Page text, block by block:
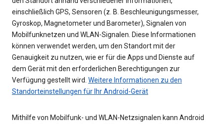
einschließlich GPS, Sensoren (z. B. Beschleunigungsmesser,
Gyroskop, Magnetometer und Barometer), Signalen von
Mobilfunknetzen und WLAN-Signalen. Diese Informationen
können verwendet werden, um den Standort mit der
Genauigkeit zu nutzen, wie er für die Apps und Dienste auf
dem Gerät mit den erforderlichen Berechtigungen zur
Verfügung gestellt wird. Weitere Informationen zu den
Standorteinstellungen für Ihr Android-Gerät
Mithilfe von Mobilfunk- und WLAN-Netzsignalen kann Android